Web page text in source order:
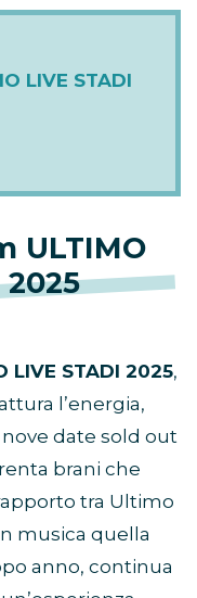
LIVE STADI
ULTIMO
2025
LIVE STADI 2025,
l’energia,
nove date sold out
brani che
tra Ultimo
musica quella
anno, continua